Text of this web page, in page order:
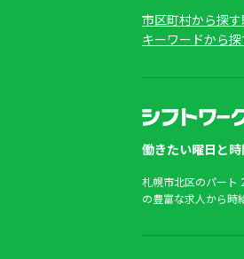
市区町村から探す
キーワードから探
働きたい曜日と
札幌市北区のパート
の豊富な求人から時